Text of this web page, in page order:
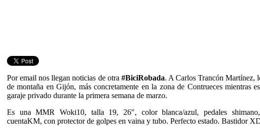
Por email nos llegan noticias de otra #BiciRobada. A Carlos Trancón Martínez,
de montaña en Gijón, más concretamente en la zona de Contrueces mientras
garaje privado durante la primera semana de marzo.
Es una MMR Woki10, talla 19, 26", color blanca/azul, pedales shimano,
cuentaKM, con protector de golpes en vaina y tubo. Perfecto estado. Bastidor